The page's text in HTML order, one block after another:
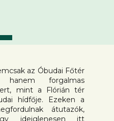
az Óbudai Főtér
hanem forgalmas
mint a Flórián tér
hídfője. Ezeken a
átutazók,
ideiglenesen itt